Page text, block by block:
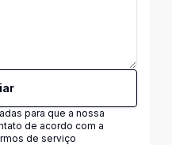
para que a nossa
de acordo com a
de serviço